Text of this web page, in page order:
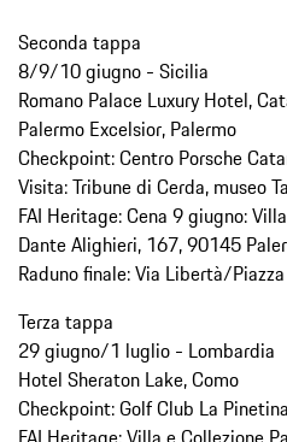
Seconda tappa
8/9/10 giugno - Sicilia
Romano Palace Luxury Hotel,
Palermo Excelsior, Palermo
Checkpoint: Centro Porsche
Visita: Tribune di Cerda, museo
FAI Heritage: Cena 9 giugno:
Dante Alighieri, 167, 90145
Raduno finale: Via Libertà/
Terza tappa
29 giugno/1 luglio - Lombardia
Hotel Sheraton Lake, Como
Checkpoint: Golf Club La